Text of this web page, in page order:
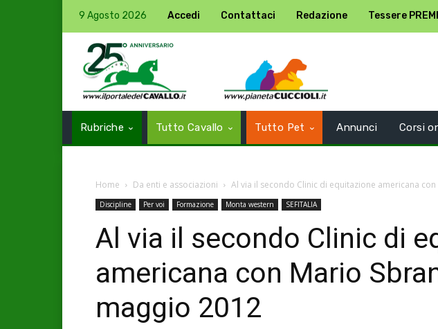
9 Agosto 2026 Accedi Contattaci Redazione Tessere
Rubriche Tutto Cavallo Tutto Pet Annunci Corsi
Home Da enti e associazioni Al via il secondo Clinic di equitazione americana con
Discipline Per voi Formazione Monta western SEFITALIA
Al via il secondo Clinic di
americana con Mario
maggio 2012